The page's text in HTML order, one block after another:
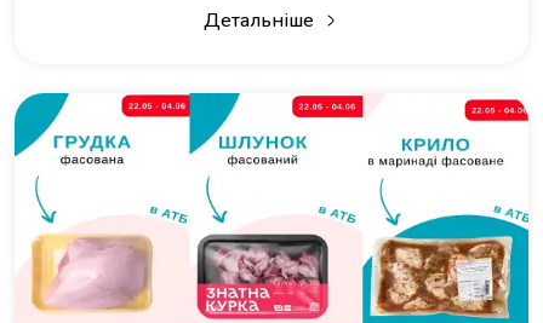
Детальніше
про Літній цінопад від Знатної курки